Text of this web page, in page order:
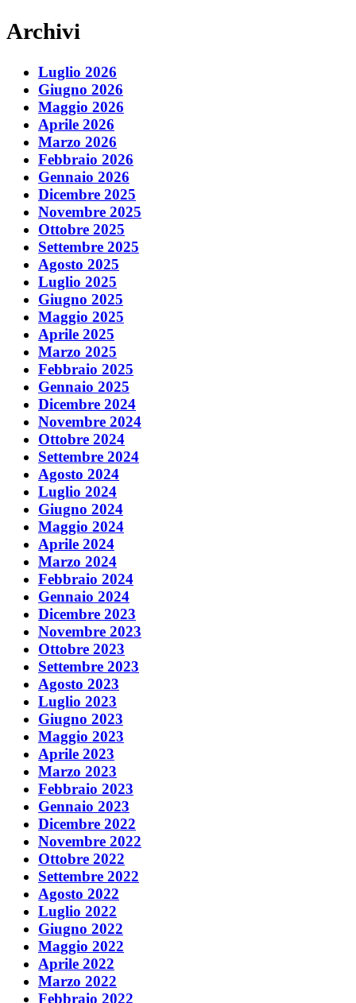
Archivi
Luglio 2026
Giugno 2026
Maggio 2026
Aprile 2026
Marzo 2026
Febbraio 2026
Gennaio 2026
Dicembre 2025
Novembre 2025
Ottobre 2025
Settembre 2025
Agosto 2025
Luglio 2025
Giugno 2025
Maggio 2025
Aprile 2025
Marzo 2025
Febbraio 2025
Gennaio 2025
Dicembre 2024
Novembre 2024
Ottobre 2024
Settembre 2024
Agosto 2024
Luglio 2024
Giugno 2024
Maggio 2024
Aprile 2024
Marzo 2024
Febbraio 2024
Gennaio 2024
Dicembre 2023
Novembre 2023
Ottobre 2023
Settembre 2023
Agosto 2023
Luglio 2023
Giugno 2023
Maggio 2023
Aprile 2023
Marzo 2023
Febbraio 2023
Gennaio 2023
Dicembre 2022
Novembre 2022
Ottobre 2022
Settembre 2022
Agosto 2022
Luglio 2022
Giugno 2022
Maggio 2022
Aprile 2022
Marzo 2022
Febbraio 2022